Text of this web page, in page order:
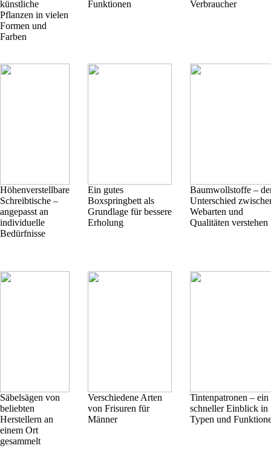
künstliche
Pflanzen in vielen
Formen und
Farben
Funktionen
Verbraucher
Höhenverstellbare
Schreibtische –
angepasst an
individuelle
Bedürfnisse
Ein gutes
Boxspringbett als
Grundlage für bessere
Erholung
Baumwollstoffe –
Unterschied
Webarten und
Qualitäten verstehen
Säbelsägen von
beliebten
Herstellern an
einem Ort
gesammelt
Verschiedene Arten
von Frisuren für
Männer
Tintenpatronen – ein
schneller Einblick in
Typen und